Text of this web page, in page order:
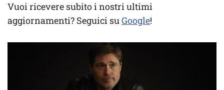
Vuoi ricevere subito i nostri ultimi
aggiornamenti? Seguici suGoogle!